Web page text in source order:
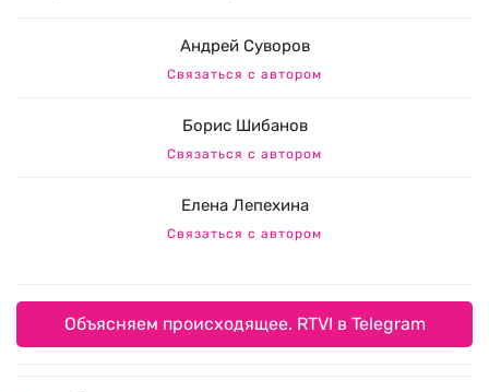
Андрей Суворов
Связаться с автором
Борис Шибанов
Связаться с автором
Елена Лепехина
Связаться с автором
Объясняем происходящее. RTVI в Telegram